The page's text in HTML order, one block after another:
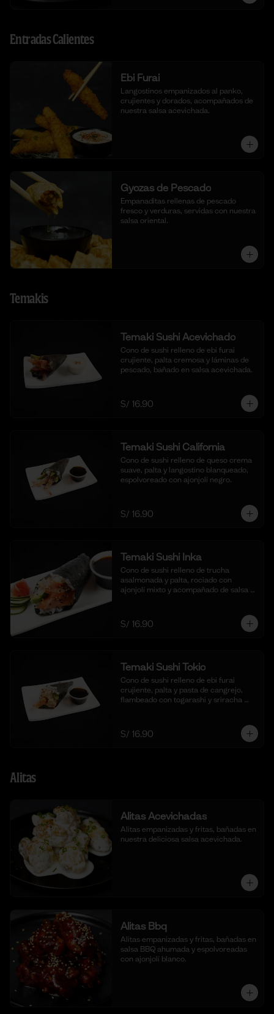
Entradas Calientes
Ebi Furai
Langostinos empanizados al panko,
crujientes y dorados, acompañados de
nuestra salsa acevichada.
Gyozas de Pescado
Empanaditas rellenas de pescado
fresco y verduras, servidas con nuestra
salsa oriental.
Temakis
Temaki Sushi Acevichado
Cono de sushi relleno de ebi furai
crujiente, palta cremosa y láminas de
pescado, bañado en salsa acevichada.
S/ 16.90
Temaki Sushi California
Cono de sushi relleno de queso crema
suave, palta y langostino blanqueado,
espolvoreado con ajonjolí negro.
S/ 16.90
Temaki Sushi Inka
Cono de sushi relleno de trucha
asalmonada y palta, rociado con
ajonjolí mixto y acompañado de salsa
S/ 16.90
Temaki Sushi Tokio
Cono de sushi relleno de ebi furai
crujiente, palta y pasta de cangrejo,
flambeado con togarashi y sriracha
S/ 16.90
Alitas
Alitas Acevichadas
Alitas empanizadas y fritas, bañadas en
nuestra deliciosa salsa acevichada.
Alitas Bbq
Alitas empanizadas y fritas, bañadas en
salsa BBQ ahumada y espolvoreadas
con ajonjolí blanco.